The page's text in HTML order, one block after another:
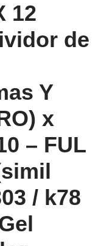
12
de
Y
x
– FUL
/ k78